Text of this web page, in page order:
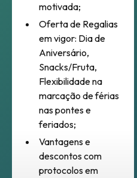
motivada;
Oferta de Regalias
em vigor: Dia de
Aniversário,
Snacks/Fruta,
Flexibilidade na
marcação de férias
nas pontes e
feriados;
Vantagens e
descontos com
protocolos em